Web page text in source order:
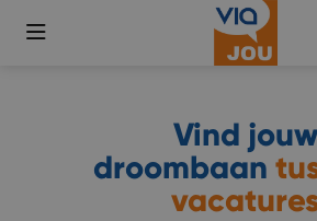
Vind jouw
droombaan